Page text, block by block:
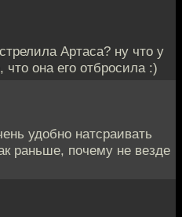
Артаса? ну что у
что она его отбросила :)
удобно натсраивать
раньше, почему не везде